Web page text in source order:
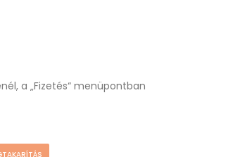
a „Fizetés“ menüpontban